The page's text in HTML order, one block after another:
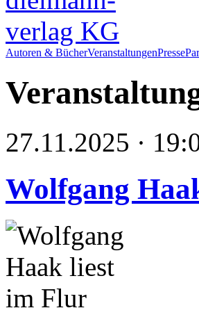
Autoren & BücherVeranstaltungenPresse
27.11.2025 ·
Wolfgang